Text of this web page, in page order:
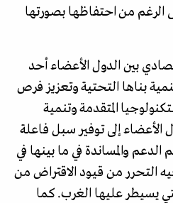
من احتفاظها بصورتها
بين الدول الأعضاء أحد
بناها التحتية وتعزيز فرص
المتقدمة وتنمية
الأعضاء إلى توفير سبل فاعلة
الدعم والمساندة في ما بينها في
التحرر من قيود الاقتراض من
يسيطر عليها الغرب. كما